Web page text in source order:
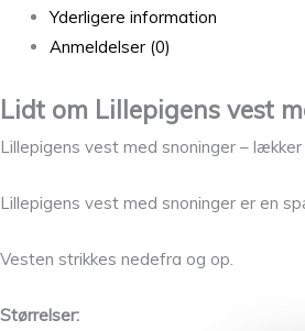
Yderligere information
Anmeldelser (0)
Lidt om Lillepigens vest
Lillepigens vest med snoninger –
Lillepigens vest med snoninger er en
Vesten strikkes nedefra og op.
Størrelser: